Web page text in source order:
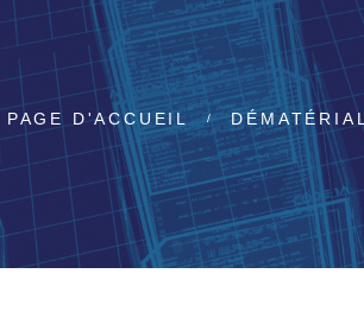
PAGE D'ACCUEIL